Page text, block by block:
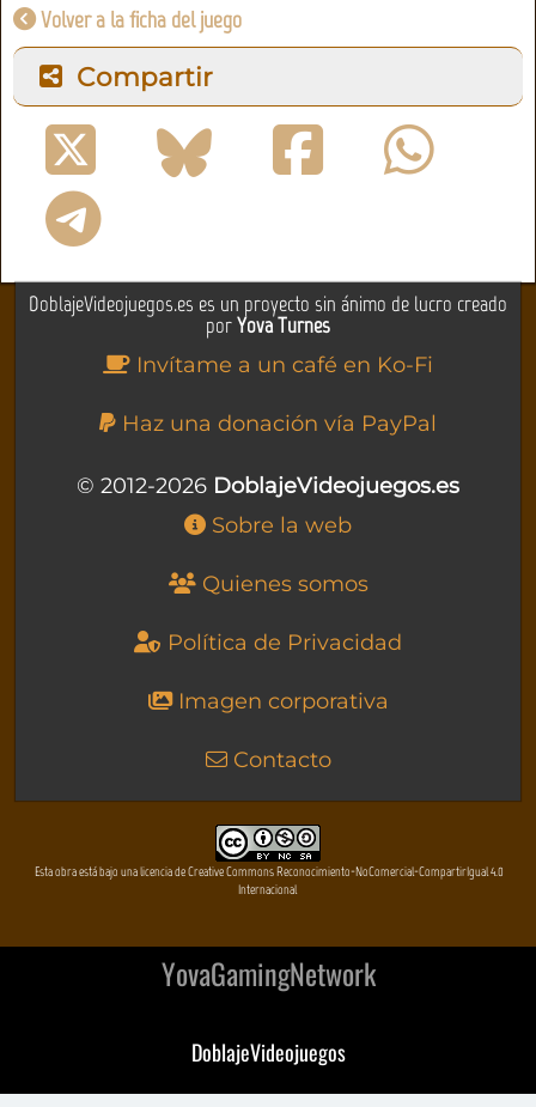
Volver a la ficha del juego
Compartir
DoblajeVideojuegos.es es un proyecto sin ánimo de lucro creado
porYova Turnes
Invítame a un café en Ko-Fi
Haz una donación vía PayPal
© 2012-2026 DoblajeVideojuegos.es
Sobre la web
Quienes somos
Política de Privacidad
Imagen corporativa
Contacto
Esta obra está bajo una licencia de Creative Commons Reconocimiento-NoComercial-CompartirIgual 4.0
Internacional
YovaGamingNetwork
DoblajeVideojuegos